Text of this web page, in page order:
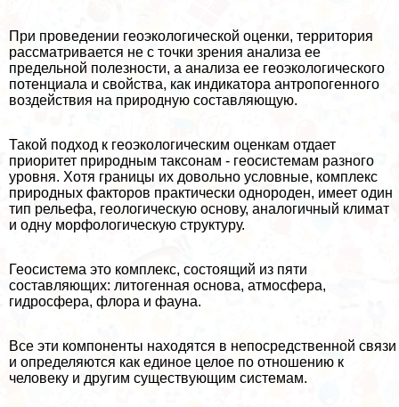
При проведении геоэкологической оценки, территория
рассматривается не с точки зрения анализа ее
предельной полезности, а анализа ее геоэкологического
потенциала и свойства, как индикатора антропогенного
воздействия на природную составляющую.
Такой подход к геоэкологическим оценкам отдает
приоритет природным таксонам - геосистемам разного
уровня. Хотя границы их довольно условные, комплекс
природных факторов пpaктически однороден, имеет один
тип рельефа, геологическую основу, аналогичный климат
и одну морфологическую структуру.
Геосистема это комплекс, состоящий из пяти
составляющих: литогенная основа, атмосфера,
гидросфера, флора и фауна.
Все эти компоненты находятся в непосредственной связи
и определяются как единое целое по отношению к
человеку и другим существующим системам.